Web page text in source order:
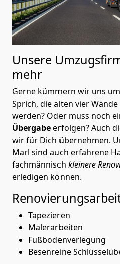
Unsere
mehr
Gerne kümmern wir uns
Sprich, die alten vier
werden? Oder muss noch
Übergabeerfolgen? Auch
wir für Dich übernehmen.
Marl sind auch erfahrene
fachmännisch kleinere
erledigen können.
Tapezieren
Malerarbeiten
Fußbodenverlegung
Besenreine